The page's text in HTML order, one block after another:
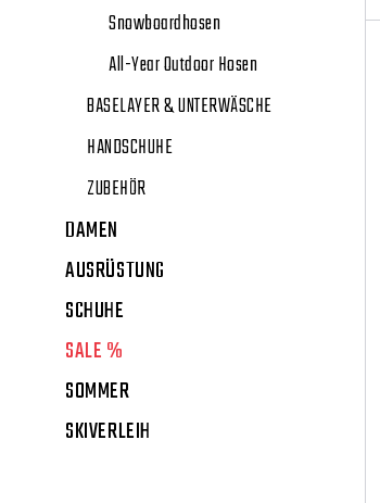
Snowboardhosen
All-Year Outdoor Hosen
BASELAYER & UNTERWÄSCHE
HANDSCHUHE
ZUBEHÖR
DAMEN
AUSRÜSTUNG
SCHUHE
SALE %
SOMMER
SKIVERLEIH